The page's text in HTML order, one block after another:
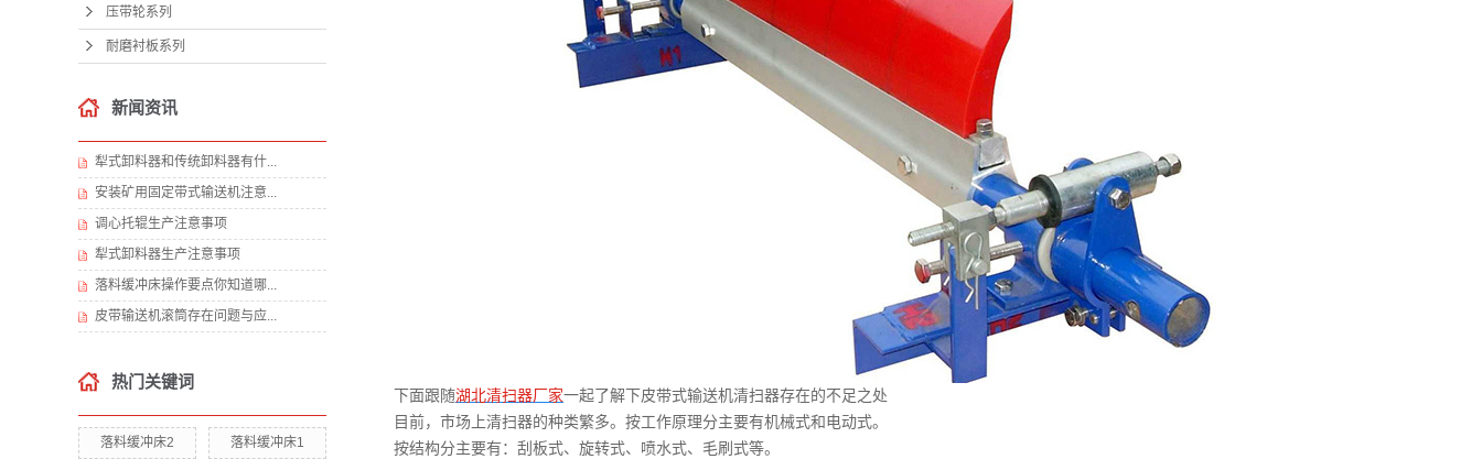
压带轮系列
耐磨衬板系列
新闻资讯
犁式卸料器和传统卸料器有什...
安装矿用固定带式输送机注意...
调心托辊生产注意事项
犁式卸料器生产注意事项
落料缓冲床操作要点你知道哪...
皮带输送机滚筒存在问题与应...
热门关键词
落料缓冲床2 落料缓冲床1
下面跟随湖北清扫器厂家一起了解下皮带式输送机清扫器存在的不足之处
目前，市场上清扫器的种类繁多。按工作原理分主要有机械式和电动式。
按结构分主要有：刮板式、旋转式、喷水式、毛刷式等。